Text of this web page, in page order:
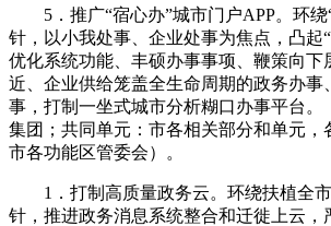
5．推广“宿心办”城市门户APP。环绕
针，以小我处事、企业处事为焦点，凸起
优化系统功能、丰硕办事事项、鞭策向下
近、企业供给笼盖全生命周期的政务办事
事，打制一坐式城市分析糊口办事平台。
集团；共同单元：市各相关部分和单元，
市各功能区管委会）。
1．打制高质量政务云。环绕扶植全市
针，推进政务消息系统整合和迁徙上云，